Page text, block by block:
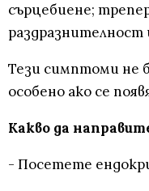
сърцебиене;
раздразнителност
Тези симптоми не
особено ако се
Какво да
- Посетете